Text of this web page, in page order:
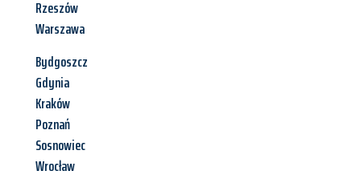
Rzeszów
Warszawa
Bydgoszcz
Gdynia
Kraków
Poznań
Sosnowiec
Wrocław